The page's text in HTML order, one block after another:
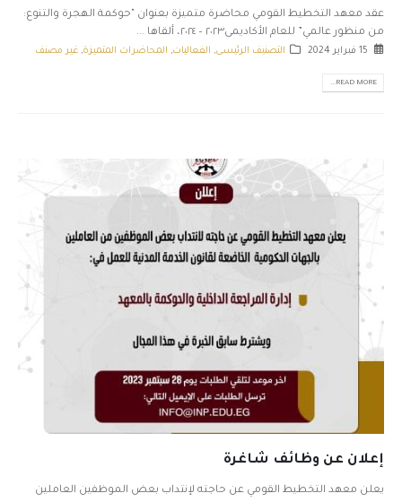
عقد معهد التخطيط القومي محاضرة متميزة بعنوان "حوكمة الهجرة والتنوع:
من منظور عالمي” للعام الأكاديمى٢٠٢٣ – ٢٠٢٤، ألقاها ...
15 فبراير 2024 التصنيف الرئيسى, الفعاليات, المحاضرات المتميزة,غير مصنف
READ MORE...
إعلان عن وظائف شاغرة
يعلن معهد التخطيط القومي عن حاجته لإنتداب بعض الموظفين العاملين